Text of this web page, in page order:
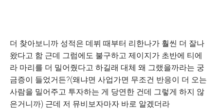
더 찾아보니까 성적은 데뷔 때부터 리한나가 훨씬 더 잘나
왔다고 함 근데 그럼에도 불구하고 제이지가 초반에 티에
라 마리를 더 밀어줬다고 하길래 대체 왜 그랬을까라는 궁
금증이 들었거든?(왜냐면 사업가면 무조건 반응이 더 오는
사람을 밀어주고 투자하는 게 당연한 건데 그렇게 하지 않
은거니까) 근데 저 뮤비보자마자 바로 알겠더라